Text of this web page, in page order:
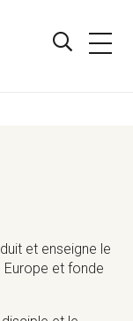
MENU
et enseigne le
Europe et fonde